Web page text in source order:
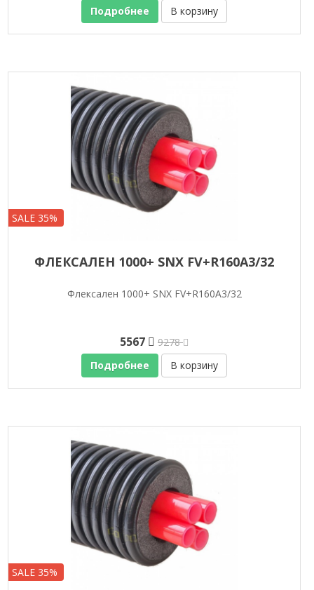
Подробнее
В корзину
SALE 35%
ФЛЕКСАЛЕН 1000+ SNX FV+R160A3/32
Флексален 1000+ SNX FV+R160A3/32
5567
9278
Подробнее
В корзину
SALE 35%